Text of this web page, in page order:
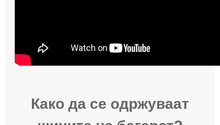
Како да се одржуваат